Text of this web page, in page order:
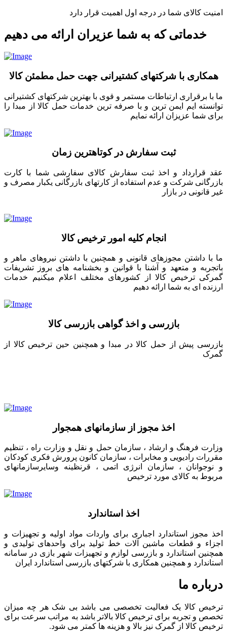
امنیت کالای شما در درجه اول اهمیت قرار دارد
خدماتی که به شما عزیران ارائه می دهیم
همکاری با شرکتهای کشتیرانی جهت حمل مطمئن کالا
ما با برقراری ارتباطات مستمر و قوی با بهترین شرکتهای کشتیرانی
توانسته ایم ایمن ترین و با صرفه ترین خدمات حمل کالا از مبدا را
برای شما عزیزان ارائه نمایم
ثبت سفارش در کوتاهترین زمان
عقد قرارداد و اخذ ثبت سفارش کالای سفارشی شما با کارت
بازرگانی شرکت و عدم استفاده از کارتهای بازرگانی یکبار مصرف و
غیر قانونی در بازار
انجام کلیه امور ترخیص کالا
ما با داشتن مجوزهای قانونی و همچنین با داشتن نیروهای ماهر و
باتجربه و متعهد و آشنا با قوانین و بخشنامه های بروز تشریفات
گمرکی ترخیص کالا از کشورهای مختلف اعلام میکنیم خدمات
ارزنده ای به شما ارائه دهیم
بازرسی و اخذ گواهی بازرسی کالا
بازرسی پیش از حمل کالا در مبدا و همچنین حین ترخیص کالا از
گمرک
اخذ مجوز از سازمانهای همجوار
وزارت فرهنگ و ارشاد ، سازمان حمل و نقل و وزارت راه ، تنظیم
مقررات رادیویی و مخابرات ، سازمان کانون پرورش فکری کودکان
و نوجوانان ، سازمان انرژی اتمی ، قرنظینه وسایرسازمانهای
مربوط به کالای مورد ترخیص
اخذ استاندارد
اخذ مجوز استاندارد اجباری برای واردات مواد اولیه و تجهیزات و
اجزاء و قطعات ماشین آلات خط تولید برای واحدهای تولیدی و
همچنین استاندارد و بازرسی لوازم و تجهیزات شهر بازی در سامانه
استاندارد و همچنین همکاری با شرکتهای بازرسی استاندارد ایران
درباره ما
ترخیص کالا یک فعالیت تخصصی می باشد بی شک هر چه میزان
تخصص و تجربه برای ترخیص کالا بالاتر باشد به مراتب سرعت برای
ترخیص کالا از گمرک نیز بالا و هزینه ها کمتر می شود.